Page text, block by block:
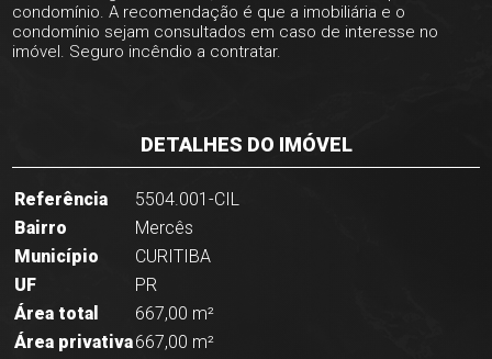
condomínio. A recomendação é que a imobiliária e o
condomínio sejam consultados em caso de interesse no
imóvel. Seguro incêndio a contratar.
DETALHES DO IMÓVEL
Referência
5504.001-CIL
Bairro
Mercês
Município
CURITIBA
UF
PR
Área total
667,00 m²
Área privativa667,00 m²